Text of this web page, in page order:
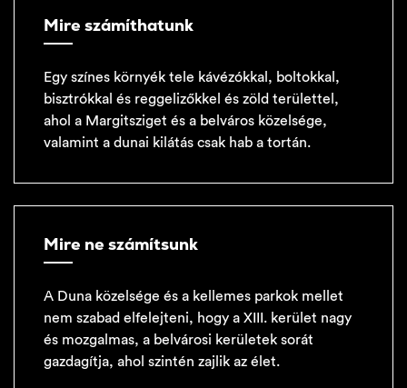
Mire számíthatunk
Egy színes környék tele kávézókkal, boltokkal,
bisztrókkal és reggelizőkkel és zöld területtel,
ahol a Margitsziget és a belváros közelsége,
valamint a dunai kilátás csak hab a tortán.
Mire ne számítsunk
A Duna közelsége és a kellemes parkok mellet
nem szabad elfelejteni, hogy a XIII. kerület nagy
és mozgalmas, a belvárosi kerületek sorát
gazdagítja, ahol szintén zajlik az élet.